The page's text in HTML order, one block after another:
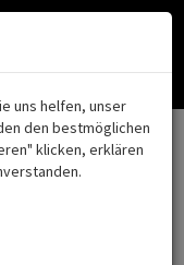
Alle Kategorien
FAHRZEUGTEILE
ist momentan leer.
Fertig
einverstanden!
uns helfen, unser
den bestmöglichen
klicken, erklären